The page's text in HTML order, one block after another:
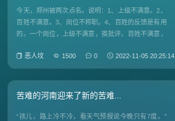
今天，郑州被两次点名。说明：1、上级不满意。2、
百姓不满意。3、岗位不称职。4、百姓的反馈是有用
的。一个岗位，上级不满意，挨批评，百姓不满意，
的。但可能在现实中，他们不认为自己有错，他们甚
至认为：上级的政策有问题老百姓太刁蛮甚至诸如“王
小妹”之类会说，你有
恶人坟 1500 0 2022-11-05 20:25:14
苦难的河南迎来了新的苦难...
“孩儿，路上冷不冷，看天气预报说今晚只有7度。”